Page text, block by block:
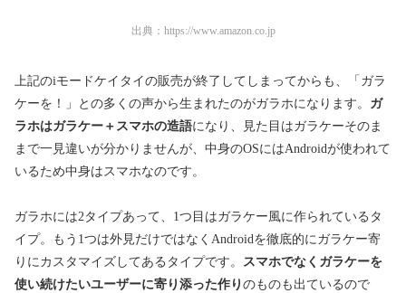
出典： https://www.amazon.co.jp
上記のiモードケイタイの販売が終了してしまってからも、「ガラ
ケーを！」との多くの声から生まれたのがガラホになります。 ガ
ラホはガラケー＋スマホの造語になり、見た目はガラケーそのま
まで一見違いが分かりませんが、中身のOSにはAndroidが使われて
いるため中身はスマホなのです。
ガラホには2タイプあって、1つ目はガラケー風に作られているタ
イプ。もう1つは外見だけではなくAndroidを徹底的にガラケー寄
りにカスタマイズしてあるタイプです。
スマホでなくガラケーを
使い続けたいユーザーに寄り添った作り のものも出ているので